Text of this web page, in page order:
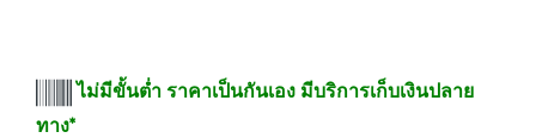
ไม่มีขั้นต่ำ ราคาเป็นกันเอง มีบริการเก็บเงินปลาย
ทาง*